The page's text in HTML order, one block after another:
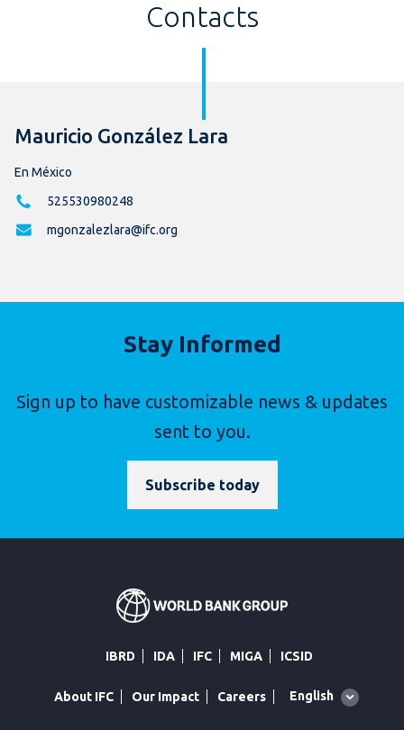
Contacts
Mauricio González Lara
En México
525530980248
mgonzalezlara@ifc.org
Stay Informed
Sign up to have customizable news & updates
sent to you.
Subscribe today
IBRD IDA IFC MIGA ICSID
About IFC Our Impact Careers
Global
English